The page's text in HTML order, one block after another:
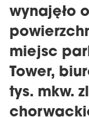
wynajęło
miejsc
Tower,
tys. mkw.